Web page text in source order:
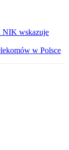
NIK wskazuje
w Polsce